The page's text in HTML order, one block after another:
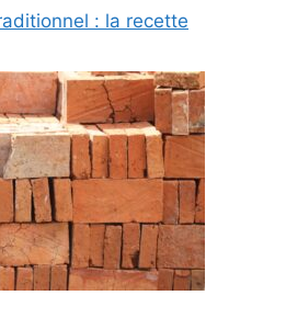
: la recette